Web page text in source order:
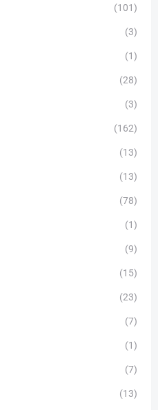
(101)
(3)
(1)
(28)
(3)
(162)
(13)
(13)
(78)
(1)
(9)
(15)
(23)
(7)
(1)
(7)
(13)